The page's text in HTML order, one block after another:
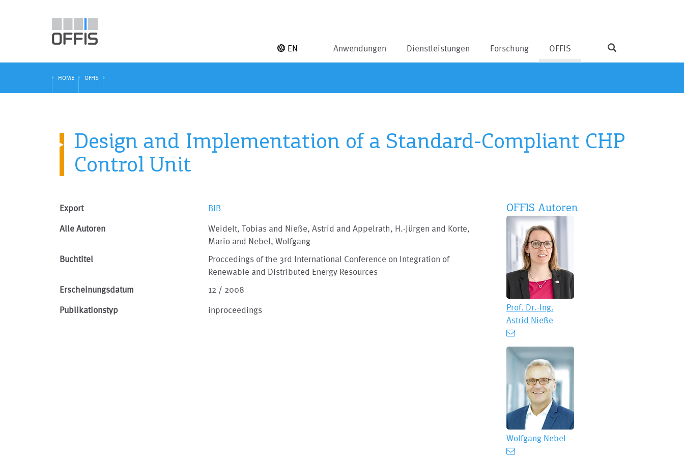
Anwendungen Dienstleistungen Forschung OFFIS
EN
HOME OFFIS
Design and Implementation of a Standard-Compliant CHP
Control Unit
Export BIB
Alle Autoren
Weidelt, Tobias and Nieße, Astrid and Appelrath, H.-Jürgen and Korte,
Mario and Nebel, Wolfgang
Buchtitel
Proccedings of the 3rd International Conference on Integration of
Renewable and Distributed Energy Resources
Erscheinungsdatum
12 / 2008
Publikationstyp inproceedings
OFFIS Autoren
Prof. Dr.-Ing.
Astrid Nieße
Wolfgang Nebel